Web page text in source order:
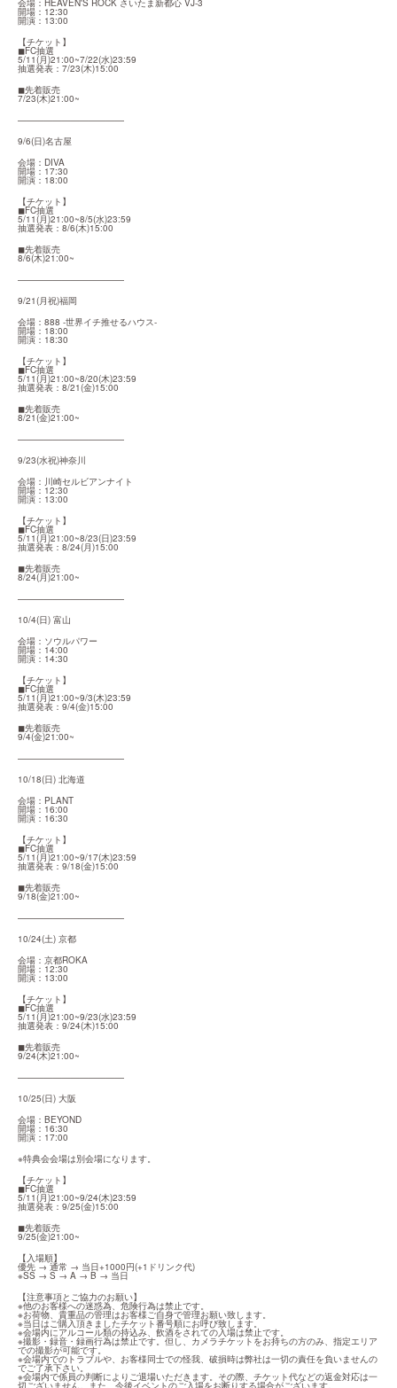
会場：HEAVEN'S ROCK さいたま新都心 VJ-3
開場：12:30
開演：13:00
【チケット】
◼︎FC抽選
5/11(月)21:00~7/22(水)23:59
抽選発表：7/23(木)15:00
◼︎先着販売
7/23(木)21:00~
————————————
9/6(日)名古屋
会場：DIVA
開場：17:30
開演：18:00
【チケット】
◼︎FC抽選
5/11(月)21:00~8/5(水)23:59
抽選発表：8/6(木)15:00
◼︎先着販売
8/6(木)21:00~
————————————
9/21(月祝)福岡
会場：888 -世界イチ推せるハウス-
開場：18:00
開演：18:30
【チケット】
◼︎FC抽選
5/11(月)21:00~8/20(木)23:59
抽選発表：8/21(金)15:00
◼︎先着販売
8/21(金)21:00~
————————————
9/23(水祝)神奈川
会場：川崎セルビアンナイト
開場：12:30
開演：13:00
【チケット】
◼︎FC抽選
5/11(月)21:00~8/23(日)23:59
抽選発表：8/24(月)15:00
◼︎先着販売
8/24(月)21:00~
————————————
10/4(日) 富山
会場：ソウルパワー
開場：14:00
開演：14:30
【チケット】
◼︎FC抽選
5/11(月)21:00~9/3(木)23:59
抽選発表：9/4(金)15:00
◼︎先着販売
9/4(金)21:00~
————————————
10/18(日) 北海道
会場：PLANT
開場：16:00
開演：16:30
【チケット】
◼︎FC抽選
5/11(月)21:00~9/17(木)23:59
抽選発表：9/18(金)15:00
◼︎先着販売
9/18(金)21:00~
————————————
10/24(土) 京都
会場：京都ROKA
開場：12:30
開演：13:00
【チケット】
◼︎FC抽選
5/11(月)21:00~9/23(水)23:59
抽選発表：9/24(木)15:00
◼︎先着販売
9/24(木)21:00~
————————————
10/25(日) 大阪
会場：BEYOND
開場：16:30
開演：17:00
※特典会会場は別会場になります。
【チケット】
◼︎FC抽選
5/11(月)21:00~9/24(木)23:59
抽選発表：9/25(金)15:00
◼︎先着販売
9/25(金)21:00~
【入場順】
優先 → 通常 → 当日+1000円(+1ドリンク代)
※SS → S → A → B → 当日
【注意事項とご協力のお願い】
※他のお客様への迷惑為、危険行為は禁止です。
※お荷物、貴重品の管理はお客様ご自身で管理お願い致します。
※当日はご購入頂きましたチケット番号順にお呼び致します。
※会場内にアルコール類の持込み、飲酒をされての入場は禁止です。
※撮影・録音・録画行為は禁止です。但し、カメラチケットをお持ちの方のみ、指定エリア
での撮影が可能です。
※会場内でのトラブルや、お客様同士での怪我、破損時は弊社は一切の責任を負いませんの
でご了承下さい。
※会場内で係員の判断によりご退場いただきます。その際、チケット代などの返金対応は一
切ございません。また、今後イベントのご入場をお断りする場合がございます。